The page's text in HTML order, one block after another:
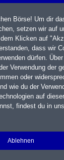
Portfolio
Börse! Um dir
setzen wir auf
Klicken auf
dass wir
dürfen.
Verwendung der
oder
wie du der
auf
findest du in
Ablehnen